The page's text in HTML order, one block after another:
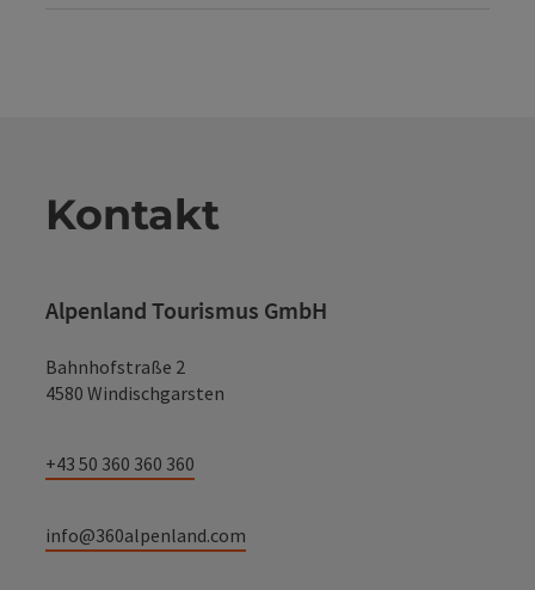
Kontakt
Alpenland Tourismus GmbH
Bahnhofstraße 2
4580 Windischgarsten
+43 50 360 360 360
info@360alpenland.com